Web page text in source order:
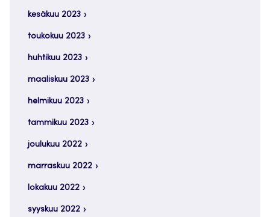
kesäkuu 2023
toukokuu 2023
huhtikuu 2023
maaliskuu 2023
helmikuu 2023
tammikuu 2023
joulukuu 2022
marraskuu 2022
lokakuu 2022
syyskuu 2022